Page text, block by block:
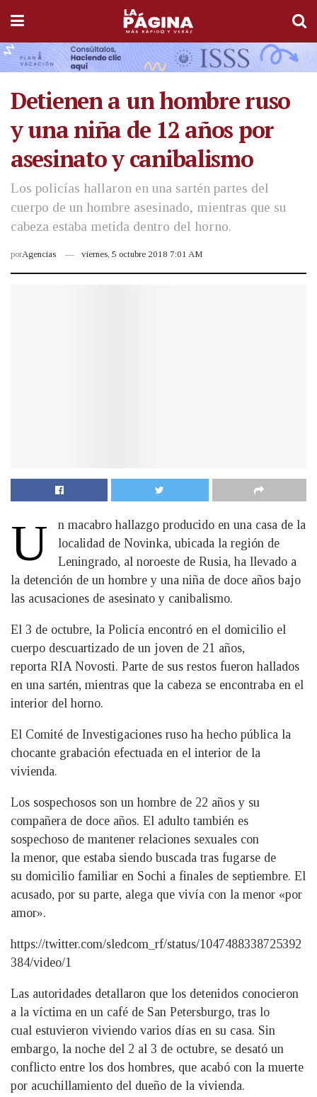
Detienen a un hombre ruso
y una niña de 12 años por
asesinato y canibalismo
Los policías hallaron en una sartén partes del
cuerpo de un hombre asesinado, mientras que su
cabeza estaba metida dentro del horno.
porAgencias viernes, 5 octubre 2018 7:01 AM
U
n macabro hallazgo producido en una casa de la
localidad de Novinka, ubicada la región de
Leningrado, al noroeste de Rusia, ha llevado a
la detención de un hombre y una niña de doce años bajo
las acusaciones de asesinato y canibalismo.
El 3 de octubre, la Policía encontró en el domicilio el
cuerpo descuartizado de un joven de 21 años,
reporta RIA Novosti. Parte de sus restos fueron hallados
en una sartén, mientras que la cabeza se encontraba en el
interior del horno.
El Comité de Investigaciones ruso ha hecho pública la
chocante grabación efectuada en el interior de la
vivienda.
Los sospechosos son un hombre de 22 años y su
compañera de doce años. El adulto también es
sospechoso de mantener relaciones sexuales con
la menor, que estaba siendo buscada tras fugarse de
su domicilio familiar en Sochi a finales de septiembre. El
acusado, por su parte, alega que vivía con la menor «por
amor».
https://twitter.com/sledcom_rf/status/1047488338725392
384/video/1
Las autoridades detallaron que los detenidos conocieron
a la víctima en un café de San Petersburgo, tras lo
cual estuvieron viviendo varios días en su casa. Sin
embargo, la noche del 2 al 3 de octubre, se desató un
conflicto entre los dos hombres, que acabó con la muerte
por acuchillamiento del dueño de la vivienda.